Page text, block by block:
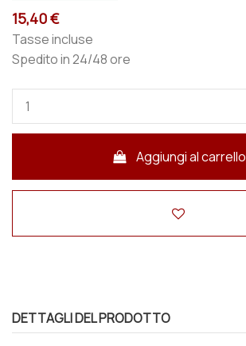
15,40 €
Tasse incluse
Spedito in 24/48 ore
Aggiungi al carrello
DETTAGLI DEL PRODOTTO